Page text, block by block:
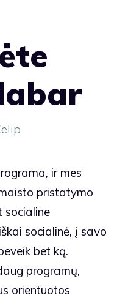
ir mes
pristatymo
socialine
socialinė, į savo
bet ką.
programų,
orientuotos